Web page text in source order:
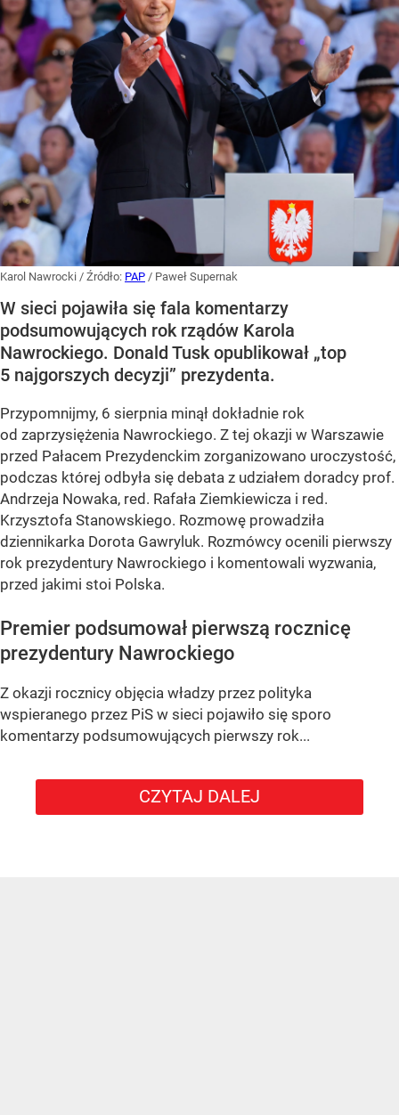
Karol Nawrocki / Źródło: PAP / Paweł Supernak
W sieci pojawiła się fala komentarzy
podsumowujących rok rządów Karola
Nawrockiego. Donald Tusk opublikował „top
5 najgorszych decyzji” prezydenta.
Przypomnijmy, 6 sierpnia minął dokładnie rok
od zaprzysiężenia Nawrockiego. Z tej okazji w Warszawie
przed Pałacem Prezydenckim zorganizowano uroczystość,
podczas której odbyła się debata z udziałem doradcy prof.
Andrzeja Nowaka, red. Rafała Ziemkiewicza i red.
Krzysztofa Stanowskiego. Rozmowę prowadziła
dziennikarka Dorota Gawryluk. Rozmówcy ocenili pierwszy
rok prezydentury Nawrockiego i komentowali wyzwania,
przed jakimi stoi Polska.
Premier podsumował pierwszą rocznicę
prezydentury Nawrockiego
Z okazji rocznicy objęcia władzy przez polityka
wspieranego przez PiS w sieci pojawiło się sporo
komentarzy podsumowujących pierwszy rok...
CZYTAJ DALEJ